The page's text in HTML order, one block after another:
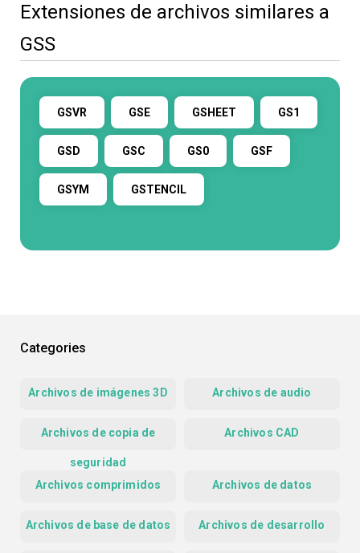
Extensiones de archivos similares a
GSS
GSVR GSE GSHEET GS1
GSD GSC GS0 GSF
GSYM GSTENCIL
Categories
Archivos de imágenes 3D Archivos de audio
Archivos de copia de
seguridad
Archivos CAD
Archivos comprimidos Archivos de datos
Archivos de base de datos Archivos de desarrollo